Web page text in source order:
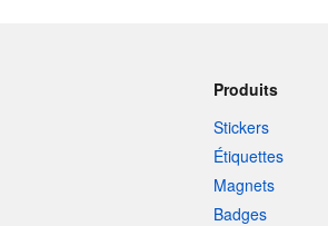
Produits
Stickers
Étiquettes
Magnets
Badges